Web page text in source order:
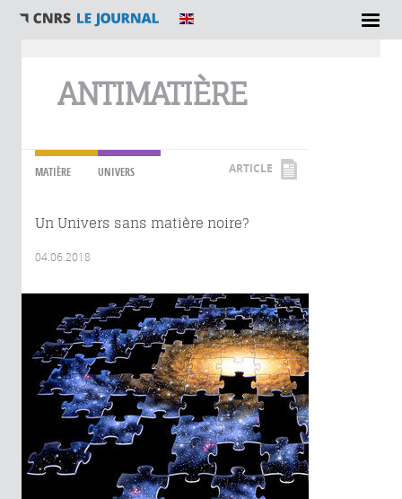
ANTIMATIÈRE
MATIÈRE UNIVERS ARTICLE
Un Univers sans matière noire?
04.06.2018